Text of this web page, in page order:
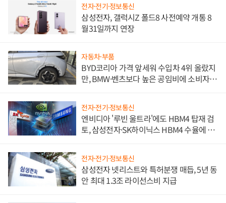
전자·전기·정보통신
삼성전자, 갤럭시Z 폴드8 사전예약 개통 8
월31일까지 연장
자동차·부품
BYD코리아 가격 앞세워 수입차 4위 올랐지
만, BMW·벤츠보다 높은 공임비에 소비자
전자·전기·정보통신
엔비디아 '루빈 울트라'에도 HBM4 탑재 검
토, 삼성전자·SK하이닉스 HBM4 수율에 주
전자·전기·정보통신
삼성전자 넷리스트와 특허분쟁 매듭, 5년 동
안 최대 1.3조 라이선스비 지급